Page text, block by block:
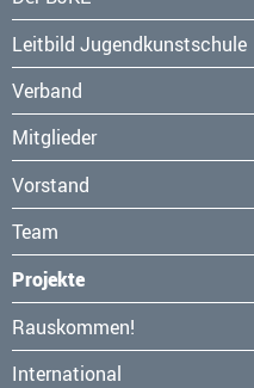
überspringen
Leitbild Jugendkunstschule
Verband
Mitglieder
Vorstand
Team
Projekte
Navigation
überspringen
Rauskommen!
International